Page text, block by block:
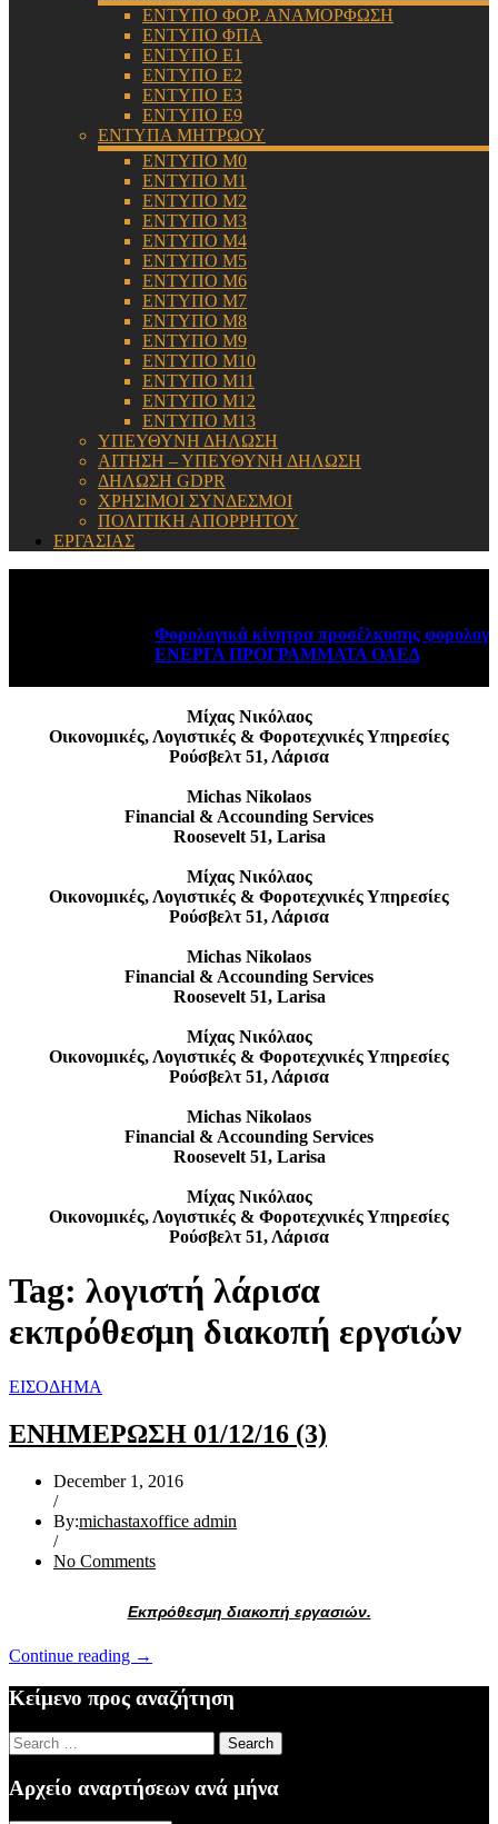
ΕΝΤΥΠΟ ΦΟΡ. ΑΝΑΜΟΡΦΩΣΗ
ΕΝΤΥΠΟ ΦΠΑ
ΕΝΤΥΠΟ Ε1
ΕΝΤΥΠΟ Ε2
ΕΝΤΥΠΟ Ε3
ΕΝΤΥΠΟ Ε9
ΕΝΤΥΠΑ ΜΗΤΡΩΟΥ
ΕΝΤΥΠΟ Μ0
ΕΝΤΥΠΟ Μ1
ΕΝΤΥΠΟ Μ2
ΕΝΤΥΠΟ Μ3
ΕΝΤΥΠΟ Μ4
ΕΝΤΥΠΟ Μ5
ΕΝΤΥΠΟ Μ6
ΕΝΤΥΠΟ Μ7
ΕΝΤΥΠΟ Μ8
ΕΝΤΥΠΟ Μ9
ΕΝΤΥΠΟ Μ10
ΕΝΤΥΠΟ Μ11
ΕΝΤΥΠΟ Μ12
ΕΝΤΥΠΟ Μ13
ΥΠΕΥΘΥΝΗ ΔΗΛΩΣΗ
ΑΙΤΗΣΗ – ΥΠΕΥΘΥΝΗ ΔΗΛΩΣΗ
ΔΗΛΩΣΗ GDPR
ΧΡΗΣΙΜΟΙ ΣΥΝΔΕΣΜΟΙ
ΠΟΛΙΤΙΚΗ ΑΠΟΡΡΗΤΟΥ
ΕΡΓΑΣΙΑΣ
Φορολογικά κίνητρα προσέλκυσης
ΕΝΕΡΓΑ ΠΡΟΓΡΑΜΜΑΤΑ ΟΑΕΔ August 6,
Μίχας Νικόλαος
Οικονομικές, Λογιστικές & Φοροτεχνικές Υπηρεσίες
Ρούσβελτ 51, Λάρισα
Michas Nikolaos
Financial & Accounding Services
Roosevelt 51, Larisa
Μίχας Νικόλαος
Οικονομικές, Λογιστικές & Φοροτεχνικές Υπηρεσίες
Ρούσβελτ 51, Λάρισα
Michas Nikolaos
Financial & Accounding Services
Roosevelt 51, Larisa
Μίχας Νικόλαος
Οικονομικές, Λογιστικές & Φοροτεχνικές Υπηρεσίες
Ρούσβελτ 51, Λάρισα
Michas Nikolaos
Financial & Accounding Services
Roosevelt 51, Larisa
Μίχας Νικόλαος
Οικονομικές, Λογιστικές & Φοροτεχνικές Υπηρεσίες
Ρούσβελτ 51, Λάρισα
Tag: λογιστή λάρισα
εκπρόθεσμη διακοπή εργσιών
ΕΙΣΟΔΗΜΑ
ΕΝΗΜΕΡΩΣΗ 01/12/16 (3)
December 1, 2016
/
By:michastaxoffice admin
/
No Comments
Εκπρόθεσμη διακοπή εργασιών.
Continue reading “ΕΝΗΜΕΡΩΣΗ
(3)”
→
Κείμενο προς αναζήτηση
Search
for:
Αρχείο αναρτήσεων ανά μήνα